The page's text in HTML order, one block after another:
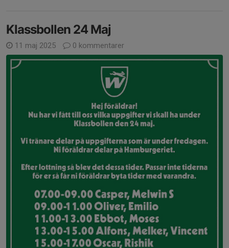
Klassbollen 24 Maj
11 maj 2025 0 kommentarer